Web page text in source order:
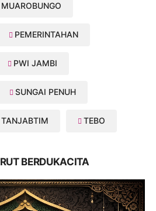
MUAROBUNGO
PEMERINTAHAN
PWI JAMBI
SUNGAI PENUH
TANJABTIM TEBO
BERDUKACITA